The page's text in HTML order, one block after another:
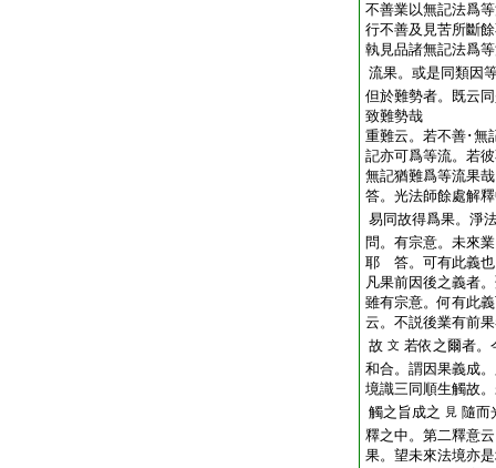
不善業以無記法爲
行不善及見苦所斷
執見品諸無記法爲
流果。或是同類因
但於難勢者。既云
致難勢哉
重難云。若不善･無
記亦可爲等流。若
無記猶難爲等流果哉
答。光法師餘處解
易同故得爲果。淨
問。有宗意。未來
耶 答。可有此義也
凡果前因後之義者
雖有宗意。何有此
云。不説後業有前
故 文 若依之爾者。
和合。謂因果義成
境識三同順生觸故
觸之旨成之
見 隨而
釋之中。第二釋意
果。望未來法境亦